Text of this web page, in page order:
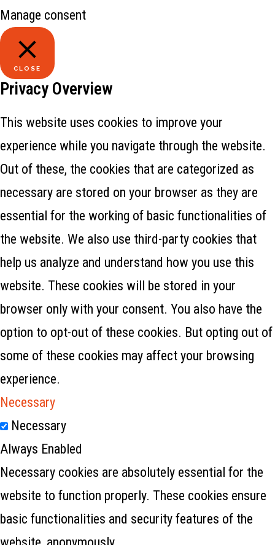
Manage consent
CLOSE
Privacy Overview
This website uses cookies to improve your
experience while you navigate through the website.
Out of these, the cookies that are categorized as
necessary are stored on your browser as they are
essential for the working of basic functionalities of
the website. We also use third-party cookies that
help us analyze and understand how you use this
website. These cookies will be stored in your
browser only with your consent. You also have the
option to opt-out of these cookies. But opting out of
some of these cookies may affect your browsing
experience.
Necessary
Necessary
Always Enabled
Necessary cookies are absolutely essential for the
website to function properly. These cookies ensure
basic functionalities and security features of the